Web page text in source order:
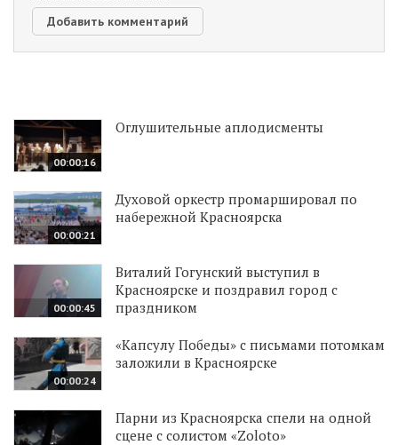
00:00:16
Оглушительные аплодисменты
00:00:21
Духовой оркестр промаршировал по
набережной Красноярска
00:00:45
Виталий Гогунский выступил в
Красноярске и поздравил город с
праздником
00:00:24
«Капсулу Победы» с письмами потомкам
заложили в Красноярске
Парни из Красноярска спели на одной
сцене с солистом «Zoloto»